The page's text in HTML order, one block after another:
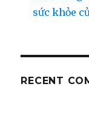
sức khỏe
RECENT